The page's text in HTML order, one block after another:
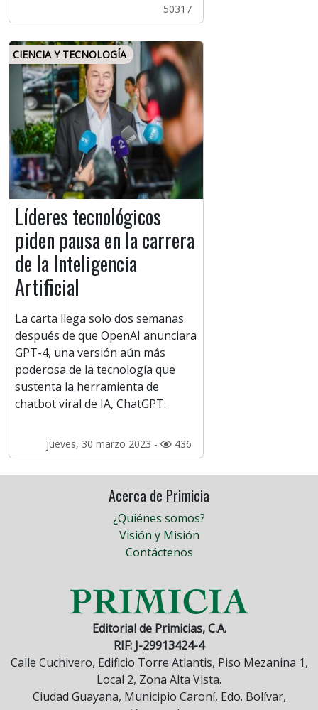
50317
CIENCIA Y TECNOLOGÍA
Líderes tecnológicos
piden pausa en la carrera
de la Inteligencia
Artificial
La carta llega solo dos semanas
después de que OpenAI anunciara
GPT-4, una versión aún más
poderosa de la tecnología que
sustenta la herramienta de
chatbot viral de IA, ChatGPT.
jueves, 30 marzo 2023 - 436
Acerca de Primicia
¿Quiénes somos?
Visión y Misión
Contáctenos
Editorial de Primicias, C.A.
RIF: J-29913424-4
Calle Cuchivero, Edificio Torre Atlantis, Piso Mezanina 1,
Local 2, Zona Alta Vista.
Ciudad Guayana, Municipio Caroní, Edo. Bolívar,